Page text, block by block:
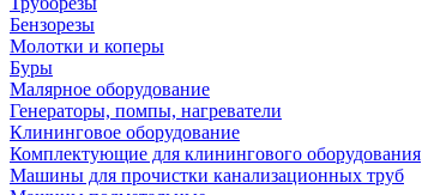
Бензорезы
Молотки и коперы
Буры
Малярное оборудование
Генераторы, помпы, нагреватели
Клининговое оборудование
Комплектующие для клинингового оборудования
Машины для прочистки канализационных труб